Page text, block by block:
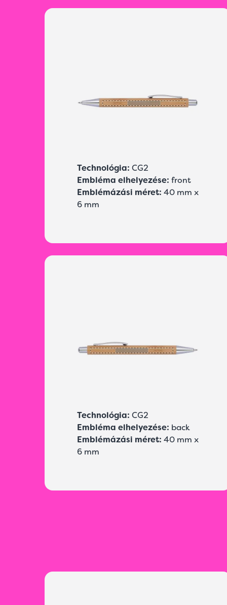
Technológia: CG2
Embléma elhelyezése: front
Emblémázási méret: 40 mm x
6 mm
Technológia: CG2
Embléma elhelyezése: back
Emblémázási méret: 40 mm x
6 mm